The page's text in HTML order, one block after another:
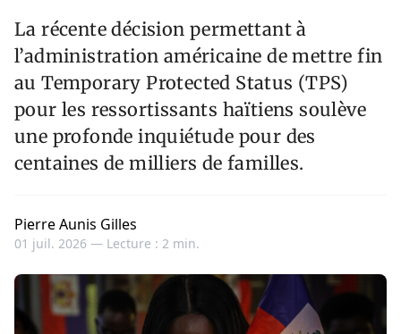
La récente décision permettant à
l’administration américaine de mettre fin
au Temporary Protected Status (TPS)
pour les ressortissants haïtiens soulève
une profonde inquiétude pour des
centaines de milliers de familles.
Pierre Aunis Gilles
01 juil. 2026 — Lecture : 2 min.